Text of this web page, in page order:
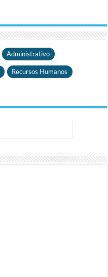
Administrativo
Recursos Humanos